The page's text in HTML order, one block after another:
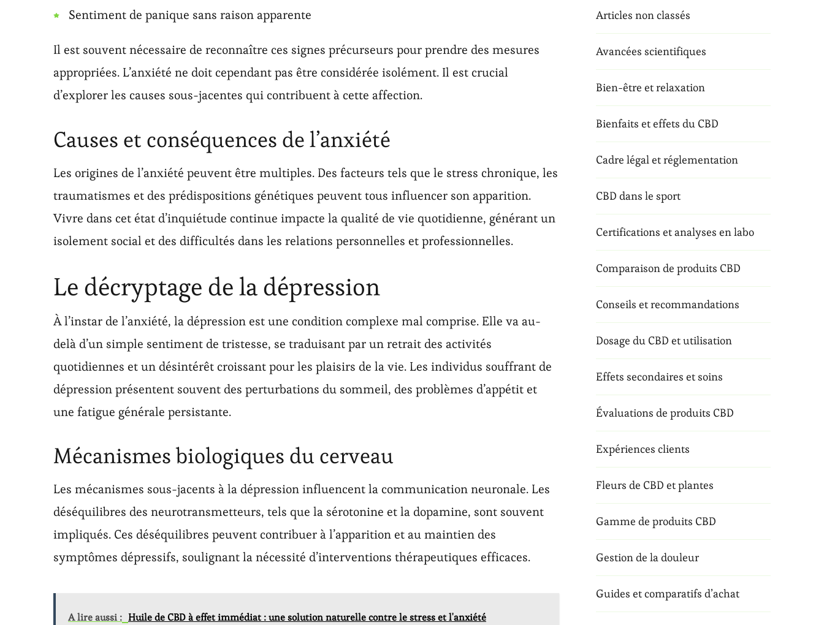
Sentiment de panique sans raison apparente
Il est souvent nécessaire de reconnaître ces signes précurseurs pour prendre des mesures
appropriées. L’anxiété ne doit cependant pas être considérée isolément. Il est crucial
d’explorer les causes sous-jacentes qui contribuent à cette affection.
Causes et conséquences de l’anxiété
Les origines de l’anxiété peuvent être multiples. Des facteurs tels que le stress chronique, les
traumatismes et des prédispositions génétiques peuvent tous influencer son apparition.
Vivre dans cet état d’inquiétude continue impacte la qualité de vie quotidienne, générant un
isolement social et des difficultés dans les relations personnelles et professionnelles.
Le décryptage de la dépression
À l’instar de l’anxiété, la dépression est une condition complexe mal comprise. Elle va au-
delà d’un simple sentiment de tristesse, se traduisant par un retrait des activités
quotidiennes et un désintérêt croissant pour les plaisirs de la vie. Les individus souffrant de
dépression présentent souvent des perturbations du sommeil, des problèmes d’appétit et
une fatigue générale persistante.
Mécanismes biologiques du cerveau
Les mécanismes sous-jacents à la dépression influencent la communication neuronale. Les
déséquilibres des neurotransmetteurs, tels que la sérotonine et la dopamine, sont souvent
impliqués. Ces déséquilibres peuvent contribuer à l’apparition et au maintien des
symptômes dépressifs, soulignant la nécessité d’interventions thérapeutiques efficaces.
A lire aussi : Huile de CBD à effet immédiat : une solution naturelle contre le stress et l'anxiété
Articles non classés
Avancées scientifiques
Bien-être et relaxation
Bienfaits et effets du CBD
Cadre légal et réglementation
CBD dans le sport
Certifications et analyses en labo
Comparaison de produits CBD
Conseils et recommandations
Dosage du CBD et utilisation
Effets secondaires et soins
Évaluations de produits CBD
Expériences clients
Fleurs de CBD et plantes
Gamme de produits CBD
Gestion de la douleur
Guides et comparatifs d’achat